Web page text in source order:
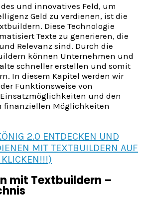
und innovatives Feld, um
Geld zu verdienen, ist die
Diese Technologie
Texte zu generieren, die
Relevanz sind. Durch die
können Unternehmen und
schneller erstellen und somit
In diesem Kapitel werden wir
Funktionsweise von
und den
finanziellen Möglichkeiten
2.0 ENTDECKEN UND
MIT TEXTBUILDERN AUF
KLICKEN!!!)
mit Textbuildern –